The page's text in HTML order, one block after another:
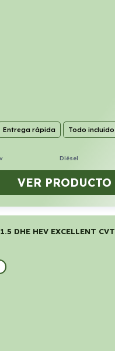
Entrega rápida Todo incluido
Diésel
VER PRODUCTO
DHE HEV EXCELLENT CVT